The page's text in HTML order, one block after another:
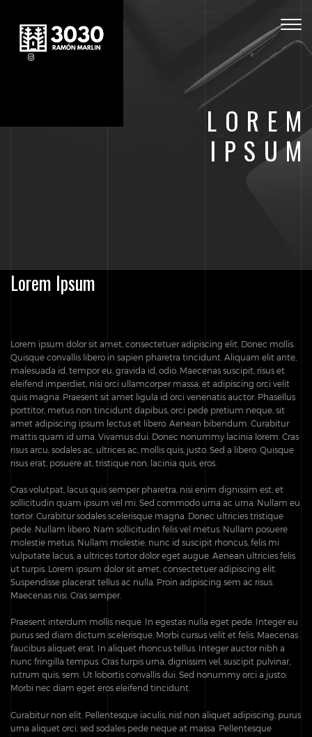
LOREM
IPSUM
Lorem Ipsum
Lorem ipsum dolor sit amet, consectetuer adipiscing elit. Donec mollis.
Quisque convallis libero in sapien pharetra tincidunt. Aliquam elit ante,
malesuada id, tempor eu, gravida id, odio. Maecenas suscipit, risus et
eleifend imperdiet, nisi orci ullamcorper massa, et adipiscing orci velit
quis magna. Praesent sit amet ligula id orci venenatis auctor. Phasellus
porttitor, metus non tincidunt dapibus, orci pede pretium neque, sit
amet adipiscing ipsum lectus et libero. Aenean bibendum. Curabitur
mattis quam id urna. Vivamus dui. Donec nonummy lacinia lorem. Cras
risus arcu, sodales ac, ultrices ac, mollis quis, justo. Sed a libero. Quisque
risus erat, posuere at, tristique non, lacinia quis, eros.
Cras volutpat, lacus quis semper pharetra, nisi enim dignissim est, et
sollicitudin quam ipsum vel mi. Sed commodo urna ac urna. Nullam eu
tortor. Curabitur sodales scelerisque magna. Donec ultricies tristique
pede. Nullam libero. Nam sollicitudin felis vel metus. Nullam posuere
molestie metus. Nullam molestie, nunc id suscipit rhoncus, felis mi
vulputate lacus, a ultrices tortor dolor eget augue. Aenean ultricies felis
ut turpis. Lorem ipsum dolor sit amet, consectetuer adipiscing elit.
Suspendisse placerat tellus ac nulla. Proin adipiscing sem ac risus.
Maecenas nisi. Cras semper.
Praesent interdum mollis neque. In egestas nulla eget pede. Integer eu
purus sed diam dictum scelerisque. Morbi cursus velit et felis. Maecenas
faucibus aliquet erat. In aliquet rhoncus tellus. Integer auctor nibh a
nunc fringilla tempus. Cras turpis urna, dignissim vel, suscipit pulvinar,
rutrum quis, sem. Ut lobortis convallis dui. Sed nonummy orci a justo.
Morbi nec diam eget eros eleifend tincidunt.
Curabitur non elit. Pellentesque iaculis, nisl non aliquet adipiscing, purus
urna aliquet orci, sed sodales pede neque at massa. Pellentesque